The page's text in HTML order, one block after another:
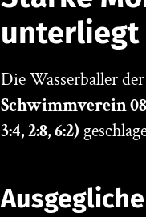
unterliegt
Die Wasserballer der
Schwimmverein 08
3:4, 2:8, 6:2)